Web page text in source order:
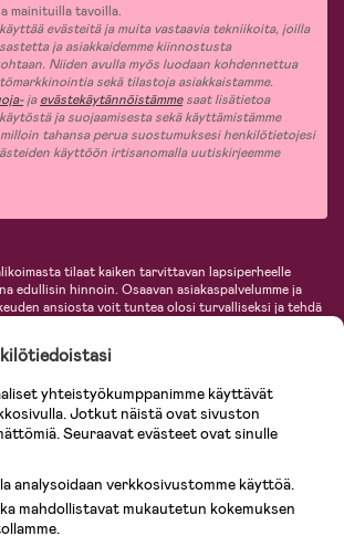
mainituilla tavoilla.
evästeitä ja muita vastaavia tekniikoita, joilla
ja asiakkaidemme kiinnostusta
Niiden avulla myös luodaan kohdennettua
sekä tilastoja asiakkaistamme.
jaevästekäytännöistämmesaat lisätietoa
ja suojaamisesta sekä käyttämistämme
tahansa perua suostumuksesi henkilötietojesi
käyttöön irtisanomalla uutiskirjeemme
tilaat kaiken tarvittavan lapsiperheelle
edullisin hinnoin. Osaavan asiakaspalvelumme ja
ansiosta voit tuntea olosi turvalliseksi ja tehdä
muuta. Meiltä löydät lukuisia tunnettuja
Avent, Neonate, Cybex, LEGO ja monia muita!
Pohjoismaiden suurimpaan lastentarvikkeiden
yhteistyökumppanimme käyttävät
Jotkut näistä ovat sivuston
Seuraavat evästeet ovat sinulle
analysoidaan verkkosivustomme käyttöä.
mahdollistavat mukautetun kokemuksen